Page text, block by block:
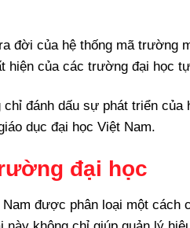
đời của hệ thống mã
hiện của các trường đại học
đánh dấu sự phát triển
dục đại học Việt Nam.
đại học
được phân loại một cách